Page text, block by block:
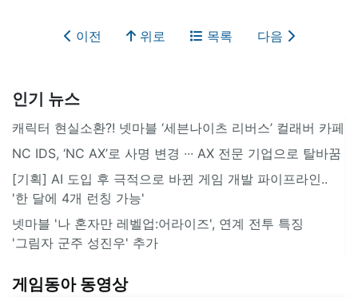
이전 위로 목록 다음
인기 뉴스
캐릭터 현실소환?! 넷마블 ‘세븐나이츠 리버스’ 컬래버 카페
NC IDS, ‘NC AX’로 사명 변경 ∙∙∙ AX 전문 기업으로 탈바꿈
[기획] AI 도입 후 극적으로 바뀐 게임 개발 파이프라인..
'한 달에 4개 런칭 가능'
넷마블 '나 혼자만 레벨업:어라이즈', 연계 전투 특징
'그림자 군주 성진우' 추가
게임동아 동영상